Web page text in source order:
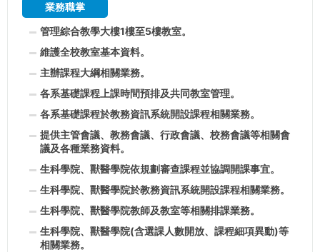
業務職掌
管理綜合教學大樓1樓至5樓教室。
維護全校教室基本資料。
主辦課程大綱相關業務。
各系基礎課程上課時間預排及共同教室管理。
各系基礎課程於教務資訊系統開設課程相關業務。
提供主管會議、教務會議、行政會議、校務會議等相關會
議及各種業務資料。
生科學院、獸醫學院依規劃審查課程並協調開課事宜。
生科學院、獸醫學院於教務資訊系統開設課程相關業務。
生科學院、獸醫學院教師及教室等相關排課業務。
生科學院、獸醫學院(含選課人數開放、課程細項異動)等
相關業務。